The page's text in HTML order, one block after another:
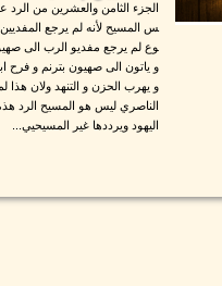
الجزء الثامن والعشرين من الرد
س المسيح لأنه لم يرجع
وع لم يرجع مفديو الرب الى
و ياتون الى صهيون بترنم و فرح
و يهرب الحزن و التنهد ولان
الناصري ليس هو المسيح الرد
اليهود ويرددها غير المسيحيي...